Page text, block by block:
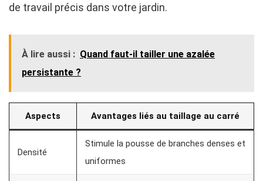
de travail précis dans votre jardin.
À lire aussi : Quand faut-il tailler une azalée
persistante ?
Aspects Avantages liés au taillage au carré
Densité
Stimule la pousse de branches denses et
uniformes